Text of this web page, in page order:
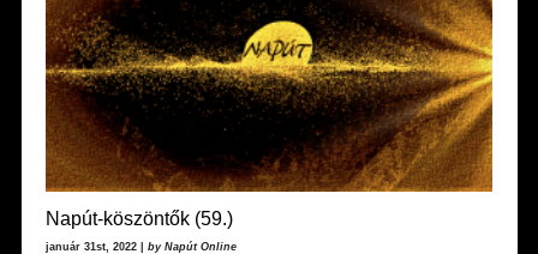
Napút-köszöntők (59.)
január 31st, 2022 | by Napút Online